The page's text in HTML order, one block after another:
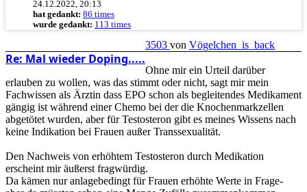
24.12.2022, 20:13
hat gedankt: 86 times
wurde gedankt: 113 times
Re: Mal wieder Doping.....
3503 von Vögelchen_is_back
Ohne mir ein Urteil darüber
erlauben zu wollen, was das stimmt oder nicht, sagt mir mein
Fachwissen als Ärztin dass EPO schon als begleitendes Medikament
gängig ist während einer Chemo bei der die Knochenmarkzellen
abgetötet wurden, aber für Testosteron gibt es meines Wissens nach
keine Indikation bei Frauen außer Transsexualität.
Den Nachweis von erhöhtem Testosteron durch Medikation
erscheint mir äußerst fragwürdig.
Da kämen nur anlagebedingt für Frauen erhöhte Werte in Frage-